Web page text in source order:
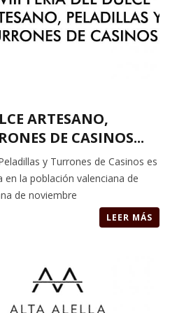
ARTESANO,
DE CASINOS...
y Turrones de Casinos es
la población valenciana de
de noviembre
LEER MÁS